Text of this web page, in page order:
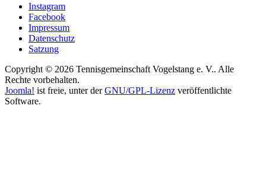
Instagram
Facebook
Impressum
Datenschutz
Satzung
Copyright © 2026 Tennisgemeinschaft Vogelstang e. V.. Alle
Rechte vorbehalten.
Joomla! ist freie, unter derGNU/GPL-Lizenz veröffentlichte
Software.